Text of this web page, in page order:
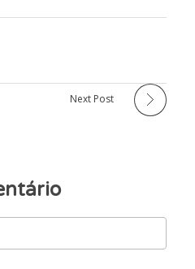
Next Post